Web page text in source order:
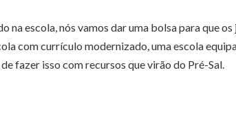
escola, nós vamos dar uma bolsa para que
com currículo modernizado, uma escola
fazer isso com recursos que virão do Pré-Sal.